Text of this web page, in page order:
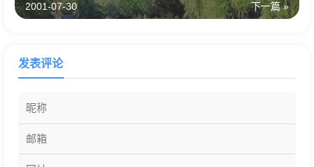
下一篇 »
2001-07-30
发表评论